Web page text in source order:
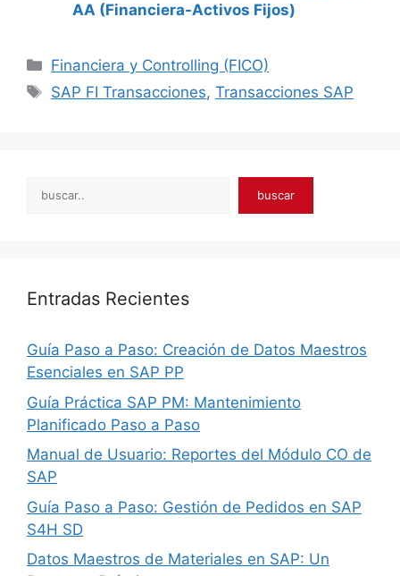
AA (Financiera-Activos Fijos)
Categories
Financiera y Controlling (FICO)
Tags
SAP FI Transacciones,Transacciones SAP
Search buscar
Entradas Recientes
Guía Paso a Paso: Creación de Datos Maestros
Esenciales en SAP PP
Guía Práctica SAP PM: Mantenimiento
Planificado Paso a Paso
Manual de Usuario: Reportes del Módulo CO de
SAP
Guía Paso a Paso: Gestión de Pedidos en SAP
S4H SD
Datos Maestros de Materiales en SAP: Un